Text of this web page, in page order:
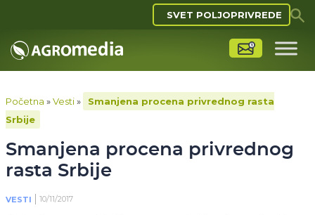
SVET POLJOPRIVREDE
Početna »Vesti»
Smanjena procena privrednog rasta
Srbije
Smanjena procena privrednog
rasta Srbije
VESTI 10/11/2017